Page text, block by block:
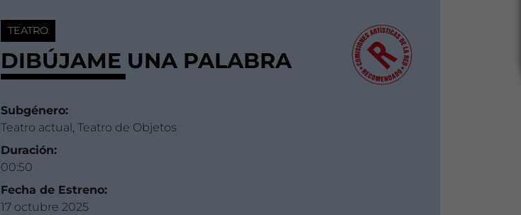
TEATRO
DIBÚJAME UNA PALABRA
Subgénero:
Teatro actual, Teatro de Objetos
Duración:
00:50
Fecha de Estreno:
17 octubre 2025